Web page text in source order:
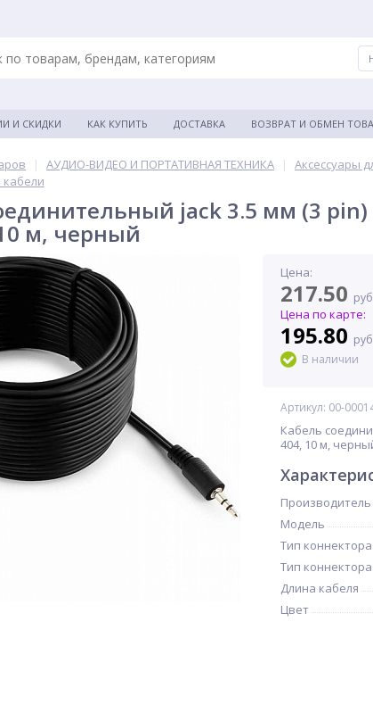
И СКИДКИ КАК КУПИТЬ ДОСТАВКА ВОЗВРАТ И ОБМЕН
| АУДИО-ВИДЕО И ПОРТАТИВНАЯ ТЕХНИКА |
Аксессуары
jack 3.5 мм (3 pin)
м, черный
Цена:
217.50
Цена по карте:
195.80
В наличии
Артикул: 00-
Кабель
404, 10 м,
Производитель
Модель
Тип коннектора
Тип коннектора
Длина кабеля
Цвет